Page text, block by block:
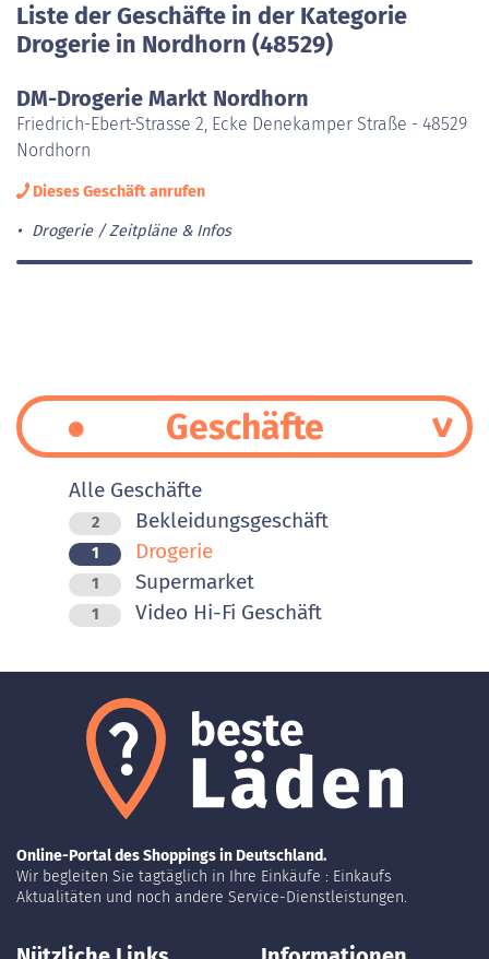
Liste der Geschäfte in der Kategorie
Drogerie in Nordhorn (48529)
DM-Drogerie Markt Nordhorn
Friedrich-Ebert-Strasse 2, Ecke Denekamper Straße - 48529
Nordhorn
Dieses Geschäft anrufen
Drogerie Zeitpläne & Infos
Geschäfte
Alle Geschäfte
2 Bekleidungsgeschäft
1 Drogerie
1 Supermarket
1 Video Hi-Fi Geschäft
Online-Portal des Shoppings in Deutschland.
Wir begleiten Sie tagtäglich in Ihre Einkäufe : Einkaufs
Aktualitäten und noch andere Service-Dienstleistungen.